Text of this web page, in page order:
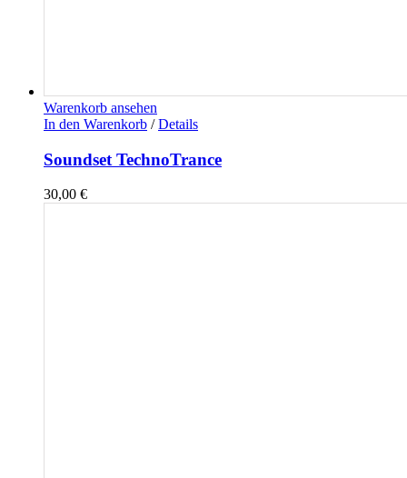
Warenkorb ansehen
In den Warenkorb / Details
Soundset TechnoTrance
30,00 €